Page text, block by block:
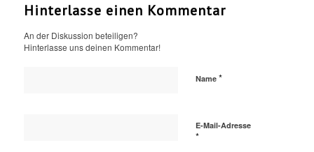
Hinterlasse einen Kommentar
An der Diskussion beteiligen?
Hinterlasse uns deinen Kommentar!
Name *
E-Mail-Adresse
*